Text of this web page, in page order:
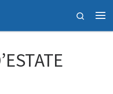
Search